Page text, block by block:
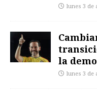
lunes 3 de
la
lunes 3 de